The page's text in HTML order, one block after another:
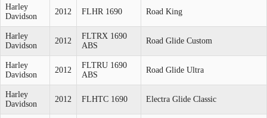
Harley
Davidson
2012 FLHR 1690 Road King
Harley
Davidson
2012
FLTRX 1690
ABS
Road Glide Custom
Harley
Davidson
2012
FLTRU 1690
ABS
Road Glide Ultra
Harley
Davidson
2012 FLHTC 1690 Electra Glide Classic